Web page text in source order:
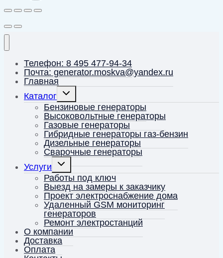
Телефон: 8 495 477-94-34
Почта: generator.moskva@yandex.ru
Главная
Каталог
Переключить
меню
Бензиновые генераторы
Высоковольтные генераторы
Газовые генераторы
Гибридные генераторы газ-бензин
Дизельные генераторы
Сварочные генераторы
Услуги
Переключить
дочернее
меню
Работы под ключ
Выезд на замеры к заказчику
Проект электроснабжение дома
Удаленный GSM мониторинг
генераторов
Ремонт электростанций
О компании
Доставка
Оплата